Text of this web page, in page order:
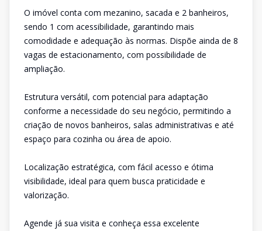
O imóvel conta com mezanino, sacada e 2 banheiros,
sendo 1 com acessibilidade, garantindo mais
comodidade e adequação às normas. Dispõe ainda de 8
vagas de estacionamento, com possibilidade de
ampliação.
Estrutura versátil, com potencial para adaptação
conforme a necessidade do seu negócio, permitindo a
criação de novos banheiros, salas administrativas e até
espaço para cozinha ou área de apoio.
Localização estratégica, com fácil acesso e ótima
visibilidade, ideal para quem busca praticidade e
valorização.
Agende já sua visita e conheça essa excelente